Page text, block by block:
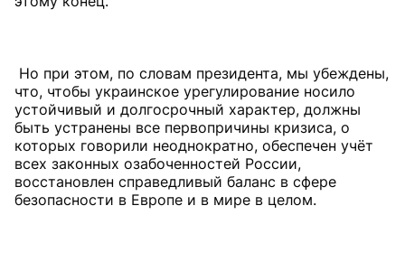
Но при этом, по словам президента, мы убеждены,
что, чтобы украинское урегулирование носило
устойчивый и долгосрочный характер, должны
быть устранены все первопричины кризиса, о
которых говорили неоднократно, обеспечен учёт
всех законных озабоченностей России,
восстановлен справедливый баланс в сфере
безопасности в Европе и в мире в целом.